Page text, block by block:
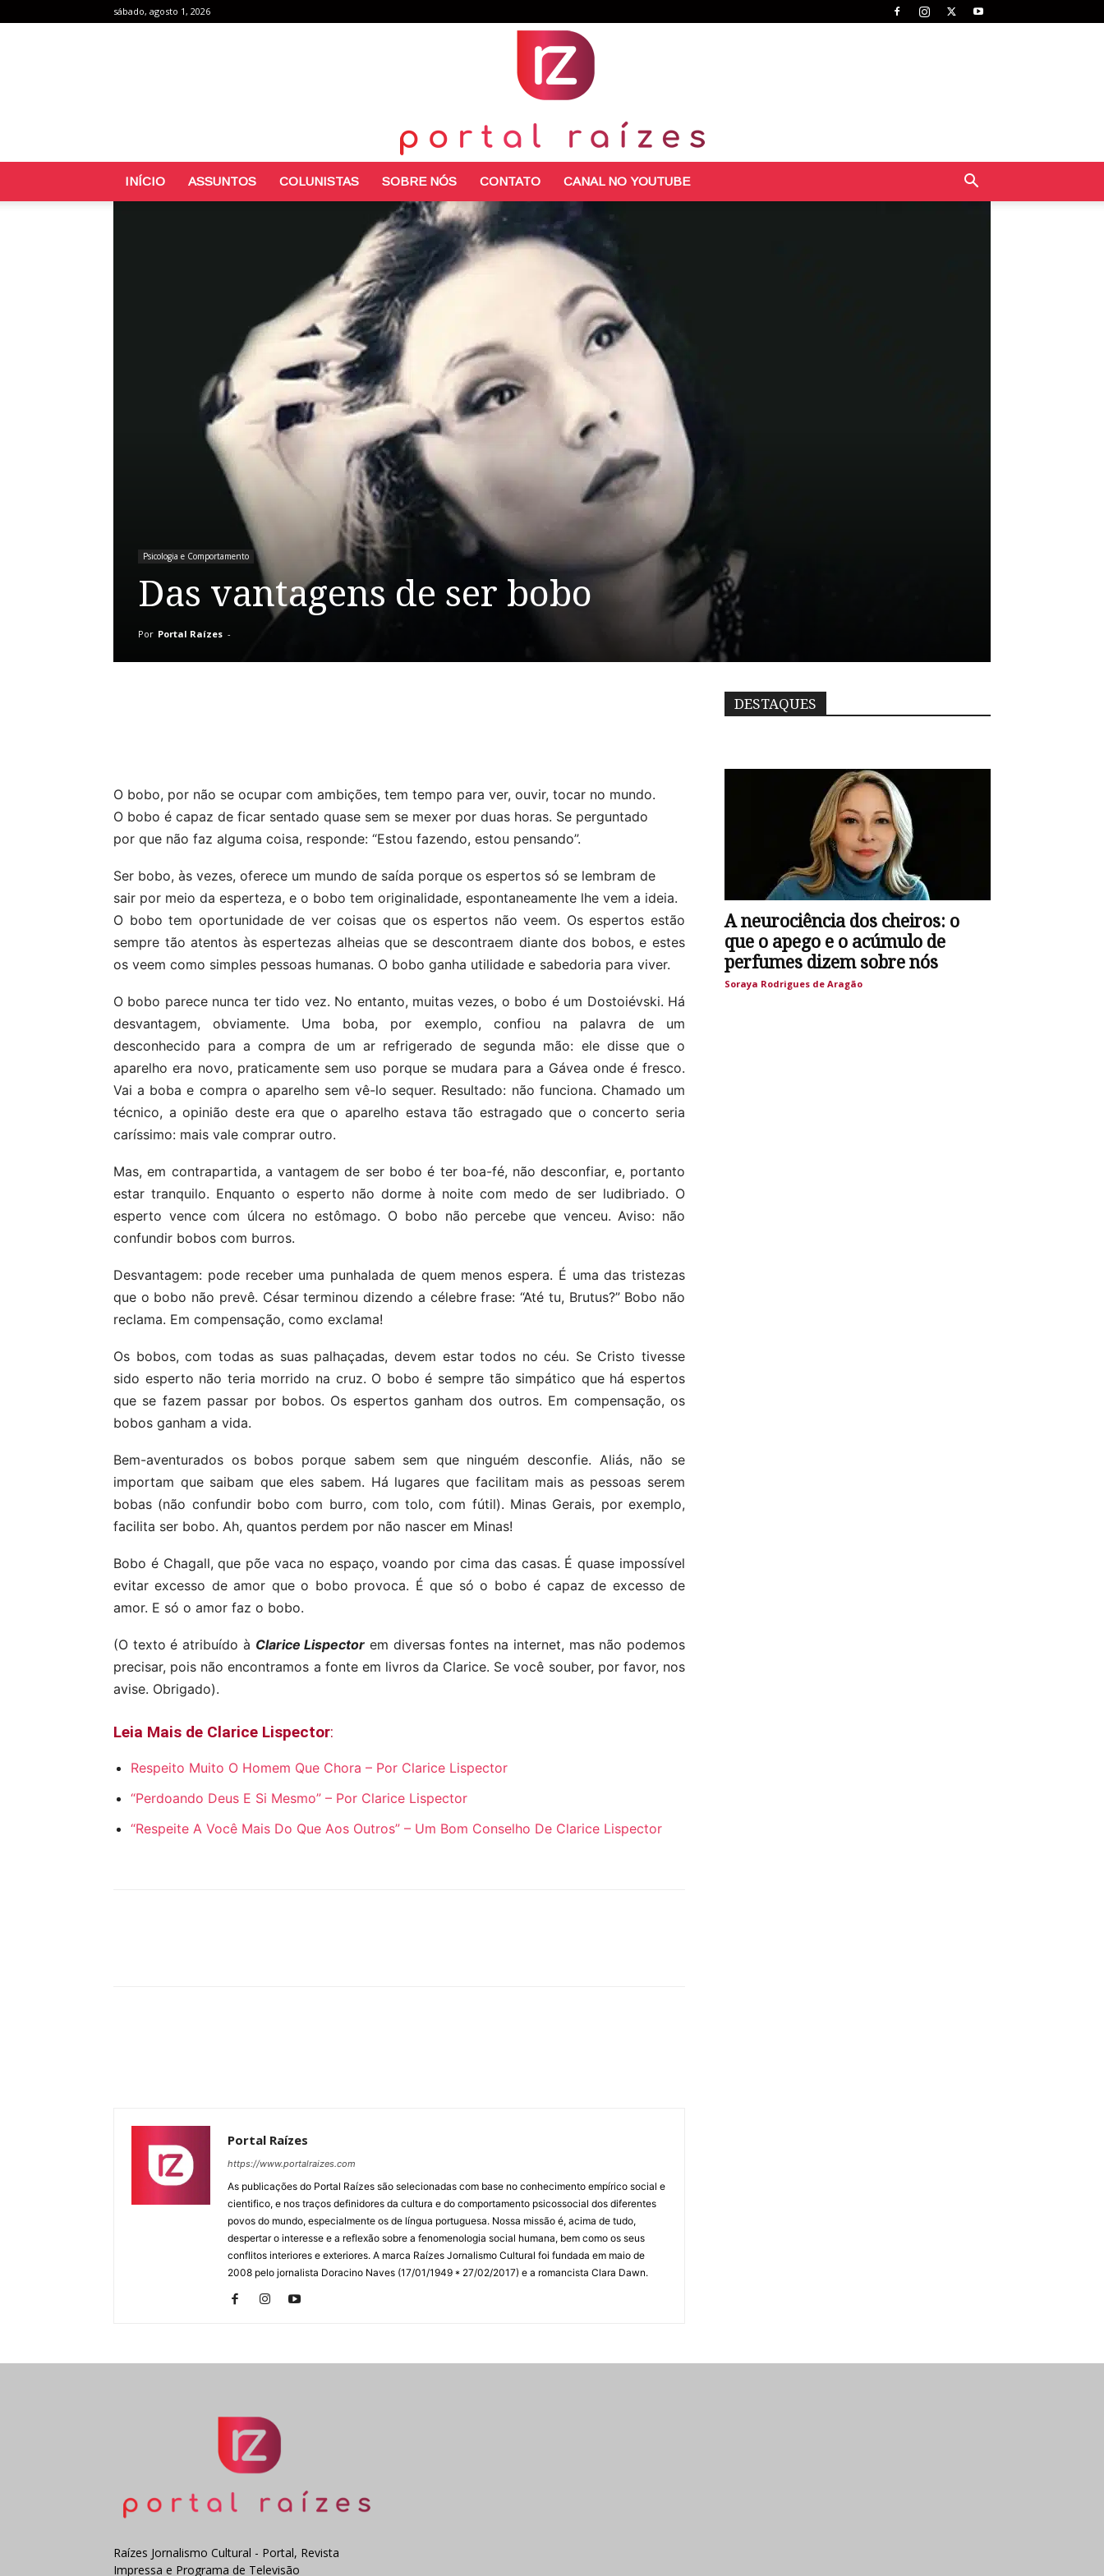
sábado, agosto 1, 2026
Raízes
INÍCIO ASSUNTOS COLUNISTAS SOBRE NÓS CONTATO CANAL NO YOUTUBE
Psicologia e Comportamento
Das vantagens de ser bobo
Por Portal Raízes -
O bobo, por não se ocupar com ambições, tem tempo para ver, ouvir, tocar no mundo.
O bobo é capaz de ficar sentado quase sem se mexer por duas horas. Se perguntado
por que não faz alguma coisa, responde: “Estou fazendo, estou pensando”.
Ser bobo, às vezes, oferece um mundo de saída porque os espertos só se lembram de
sair por meio da esperteza, e o bobo tem originalidade, espontaneamente lhe vem a ideia.
O bobo tem oportunidade de ver coisas que os espertos não veem. Os espertos estão
sempre tão atentos às espertezas alheias que se descontraem diante dos bobos, e estes
os veem como simples pessoas humanas. O bobo ganha utilidade e sabedoria para viver.
O bobo parece nunca ter tido vez. No entanto, muitas vezes, o bobo é um Dostoiévski. Há
desvantagem, obviamente. Uma boba, por exemplo, confiou na palavra de um
desconhecido para a compra de um ar refrigerado de segunda mão: ele disse que o
aparelho era novo, praticamente sem uso porque se mudara para a Gávea onde é fresco.
Vai a boba e compra o aparelho sem vê-lo sequer. Resultado: não funciona. Chamado um
técnico, a opinião deste era que o aparelho estava tão estragado que o concerto seria
caríssimo: mais vale comprar outro.
Mas, em contrapartida, a vantagem de ser bobo é ter boa-fé, não desconfiar, e, portanto
estar tranquilo. Enquanto o esperto não dorme à noite com medo de ser ludibriado. O
esperto vence com úlcera no estômago. O bobo não percebe que venceu. Aviso: não
confundir bobos com burros.
Desvantagem: pode receber uma punhalada de quem menos espera. É uma das tristezas
que o bobo não prevê. César terminou dizendo a célebre frase: “Até tu, Brutus?” Bobo não
reclama. Em compensação, como exclama!
Os bobos, com todas as suas palhaçadas, devem estar todos no céu. Se Cristo tivesse
sido esperto não teria morrido na cruz. O bobo é sempre tão simpático que há espertos
que se fazem passar por bobos. Os espertos ganham dos outros. Em compensação, os
bobos ganham a vida.
Bem-aventurados os bobos porque sabem sem que ninguém desconfie. Aliás, não se
importam que saibam que eles sabem. Há lugares que facilitam mais as pessoas serem
bobas (não confundir bobo com burro, com tolo, com fútil). Minas Gerais, por exemplo,
facilita ser bobo. Ah, quantos perdem por não nascer em Minas!
Bobo é Chagall, que põe vaca no espaço, voando por cima das casas. É quase impossível
evitar excesso de amor que o bobo provoca. É que só o bobo é capaz de excesso de
amor. E só o amor faz o bobo.
(O texto é atribuído à Clarice Lispector em diversas fontes na internet, mas não podemos
precisar, pois não encontramos a fonte em livros da Clarice. Se você souber, por favor, nos
avise. Obrigado).
Leia Mais de Clarice Lispector:
Respeito Muito O Homem Que Chora – Por Clarice Lispector
“Perdoando Deus E Si Mesmo” – Por Clarice Lispector
“Respeite A Você Mais Do Que Aos Outros” – Um Bom Conselho De Clarice Lispector
Portal Raízes
https://www.portalraizes.com
As publicações do Portal Raízes são selecionadas com base no conhecimento empírico social e
cientifico, e nos traços definidores da cultura e do comportamento psicossocial dos diferentes
povos do mundo, especialmente os de língua portuguesa. Nossa missão é, acima de tudo,
despertar o interesse e a reflexão sobre a fenomenologia social humana, bem como os seus
conflitos interiores e exteriores. A marca Raízes Jornalismo Cultural foi fundada em maio de
2008 pelo jornalista Doracino Naves (17/01/1949 * 27/02/2017) e a romancista Clara Dawn.
DESTAQUES
A neurociência dos cheiros: o
que o apego e o acúmulo de
perfumes dizem sobre nós
Soraya Rodrigues de Aragão
Raízes Jornalismo Cultural - Portal, Revista
Impressa e Programa de Televisão